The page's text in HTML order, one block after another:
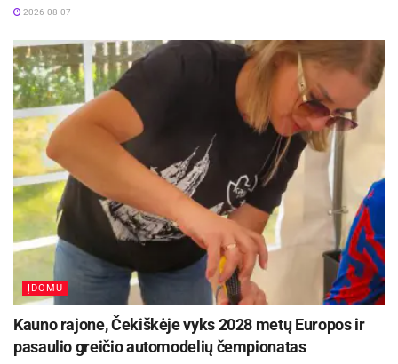
2026-08-07
ĮDOMU
Kauno rajone, Čekiškėje vyks 2028 metų Europos ir
pasaulio greičio automodelių čempionatas